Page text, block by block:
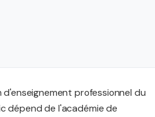
professionnel du
dépend de l'académie de